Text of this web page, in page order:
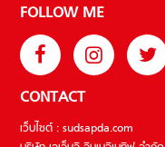
FOLLOW ME
CONTACT
เว็บไซต์ : sudsapda.com